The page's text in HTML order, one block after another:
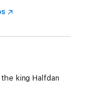
king Halfdan